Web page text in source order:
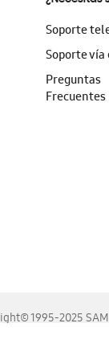
Soporte
Soporte vía
Preguntas
Frecuentes
1995-2025